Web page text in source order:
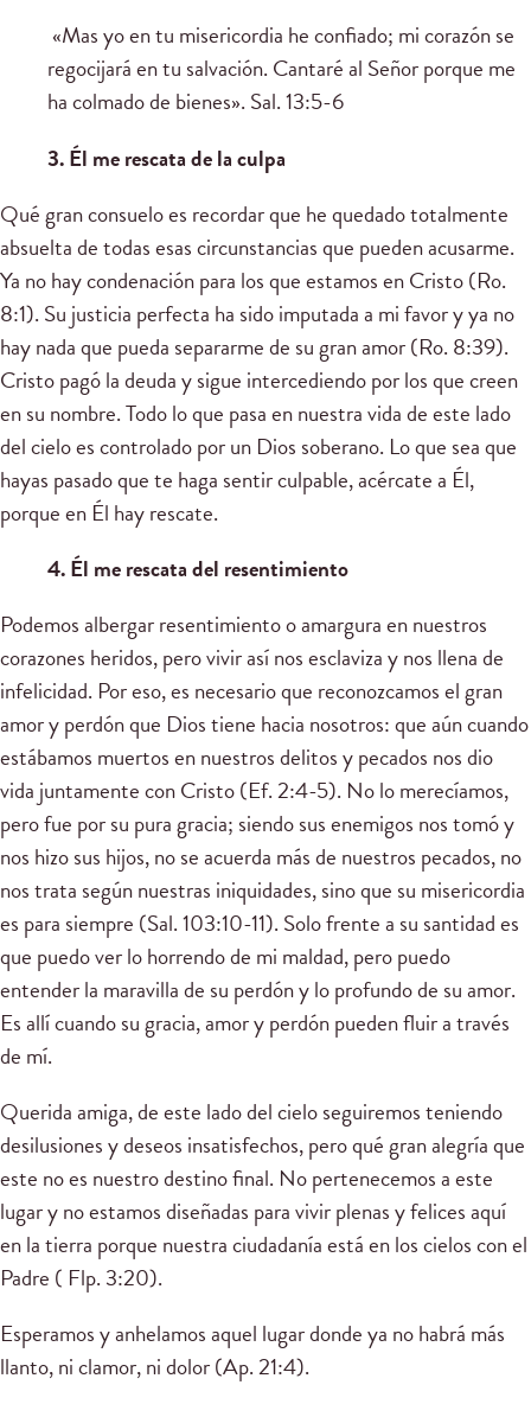
«Mas yo en tu misericordia he confiado; mi corazón se
regocijará en tu salvación. Cantaré al Señor porque me
ha colmado de bienes». Sal. 13:5-6
3. Él me rescata de la culpa
Qué gran consuelo es recordar que he quedado totalmente
absuelta de todas esas circunstancias que pueden acusarme.
Ya no hay condenación para los que estamos en Cristo (Ro.
8:1). Su justicia perfecta ha sido imputada a mi favor y ya no
hay nada que pueda separarme de su gran amor (Ro. 8:39).
Cristo pagó la deuda y sigue intercediendo por los que creen
en su nombre. Todo lo que pasa en nuestra vida de este lado
del cielo es controlado por un Dios soberano. Lo que sea que
hayas pasado que te haga sentir culpable, acércate a Él,
porque en Él hay rescate.
4. Él me rescata del resentimiento
Podemos albergar resentimiento o amargura en nuestros
corazones heridos, pero vivir así nos esclaviza y nos llena de
infelicidad. Por eso, es necesario que reconozcamos el gran
amor y perdón que Dios tiene hacia nosotros: que aún cuando
estábamos muertos en nuestros delitos y pecados nos dio
vida juntamente con Cristo (Ef. 2:4-5). No lo merecíamos,
pero fue por su pura gracia; siendo sus enemigos nos tomó y
nos hizo sus hijos, no se acuerda más de nuestros pecados, no
nos trata según nuestras iniquidades, sino que su misericordia
es para siempre (Sal. 103:10-11). Solo frente a su santidad es
que puedo ver lo horrendo de mi maldad, pero puedo
entender la maravilla de su perdón y lo profundo de su amor.
Es allí cuando su gracia, amor y perdón pueden fluir a través
de mí.
Querida amiga, de este lado del cielo seguiremos teniendo
desilusiones y deseos insatisfechos, pero qué gran alegría que
este no es nuestro destino final. No pertenecemos a este
lugar y no estamos diseñadas para vivir plenas y felices aquí
en la tierra porque nuestra ciudadanía está en los cielos con el
Padre ( Flp. 3:20).
Esperamos y anhelamos aquel lugar donde ya no habrá más
llanto, ni clamor, ni dolor (Ap. 21:4).